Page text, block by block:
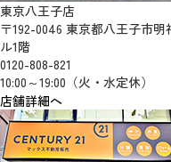
東京八王子店
〒192-0046 東京都八王子市
ル1階
0120-808-821
10:00～19:00（火・水定休）
店舗詳細へ